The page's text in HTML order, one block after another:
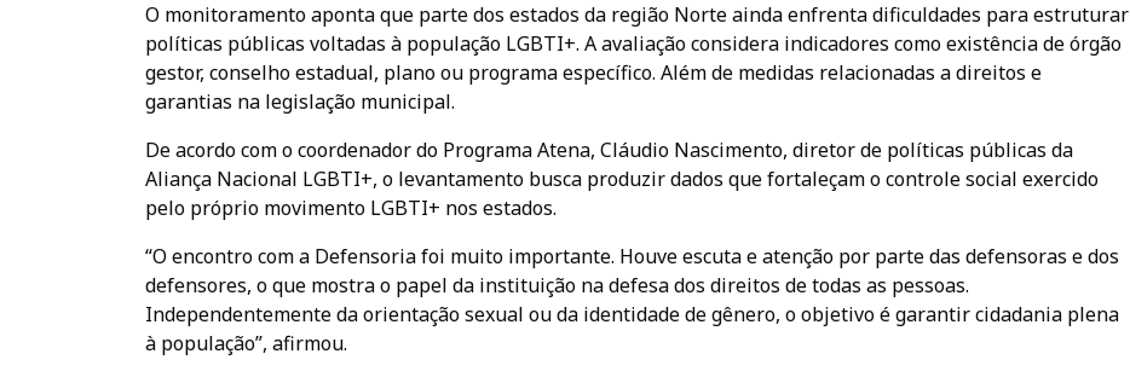
O monitoramento aponta que parte dos estados da região Norte ainda enfrenta dificuldades para estruturar
políticas públicas voltadas à população LGBTI+. A avaliação considera indicadores como existência de órgão
gestor, conselho estadual, plano ou programa específico. Além de medidas relacionadas a direitos e
garantias na legislação municipal.
De acordo com o coordenador do Programa Atena, Cláudio Nascimento, diretor de políticas públicas da
Aliança Nacional LGBTI+, o levantamento busca produzir dados que fortaleçam o controle social exercido
pelo próprio movimento LGBTI+ nos estados.
“O encontro com a Defensoria foi muito importante. Houve escuta e atenção por parte das defensoras e dos
defensores, o que mostra o papel da instituição na defesa dos direitos de todas as pessoas.
Independentemente da orientação sexual ou da identidade de gênero, o objetivo é garantir cidadania plena
à população”, afirmou.